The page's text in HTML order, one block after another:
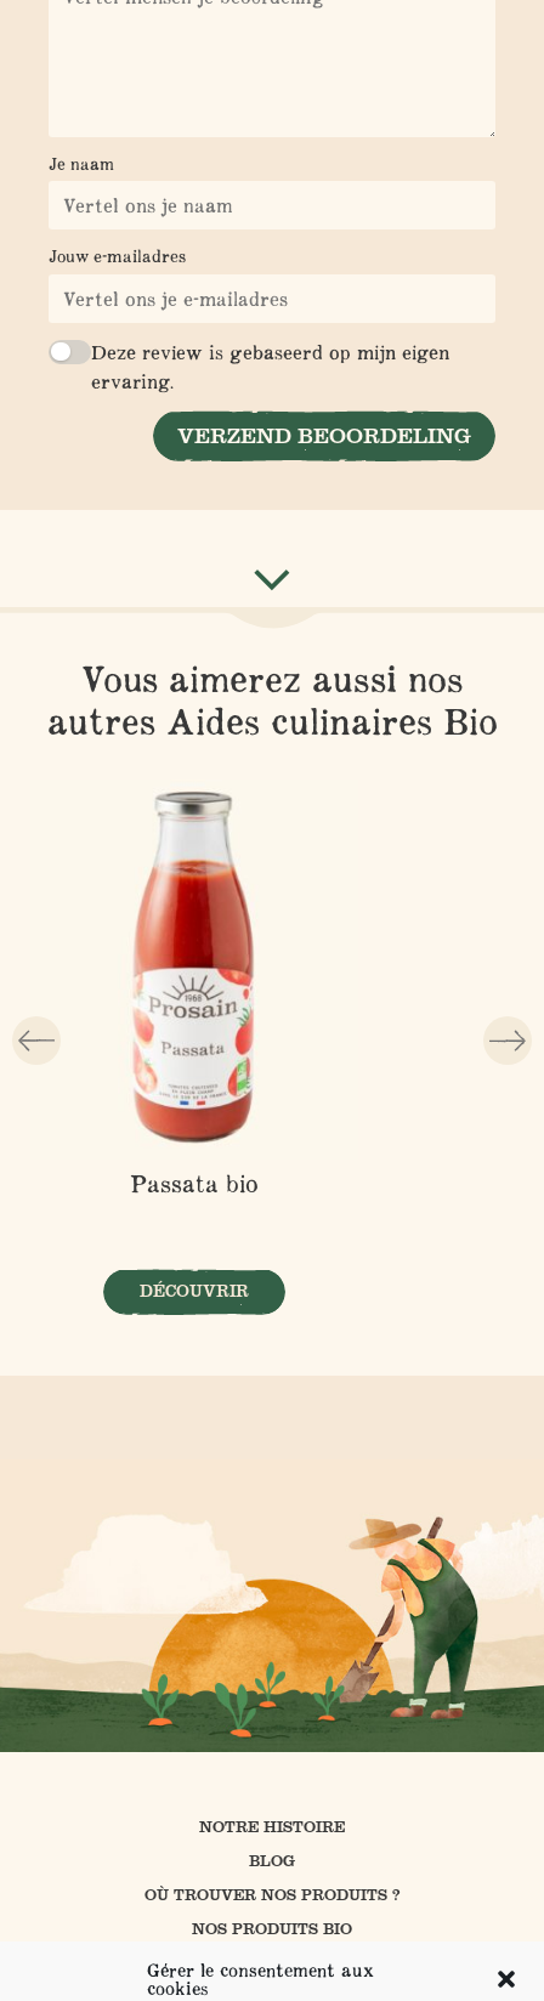
Gérer le consentement aux
cookies
Je naam
Jouw e-mailadres
Deze review is gebaseerd op mijn eigen
ervaring.
VERZEND BEOORDELING
Vous aimerez aussi nos
autres Aides culinaires Bio
Passata bio
DÉCOUVRIR
NOTRE HISTOIRE
BLOG
OÙ TROUVER NOS PRODUITS ?
NOS PRODUITS BIO
CUISINER AVEC PROSAIN
NOS ENGAGEMENTS